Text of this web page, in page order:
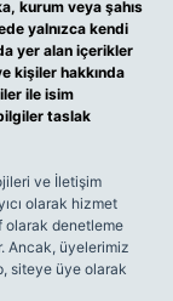
kurum veya şahıs
yalnızca kendi
yer alan içerikler
kişiler hakkında
ile isim
taslak
ve İletişim
olarak hizmet
olarak denetleme
Ancak, üyelerimiz
siteye üye olarak